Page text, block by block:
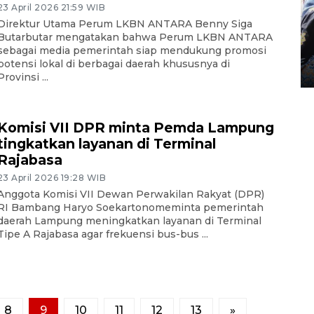
April 2026 21:59 WIB
Utama Perum LKBN ANTARA Benny Siga
mengatakan bahwa Perum LKBN ANTARA
media pemerintah siap mendukung promosi
lokal di berbagai daerah khususnya di
...
VII DPR minta Pemda Lampung
layanan di Terminal
April 2026 19:28 WIB
Komisi VII Dewan Perwakilan Rakyat (DPR)
Bambang Haryo Soekartonomeminta pemerintah
Lampung meningkatkan layanan di Terminal
A Rajabasa agar frekuensi bus-bus ...
8 9 10 11 12 13 »
Tingkat hunian hotel di
Lampung naik pada Maret
2026
12 May 2026 15:06 WIB